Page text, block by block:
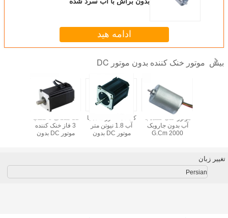
ادامه هید
بیش موتور خنک کننده بدون موتور DC
12 شکاف 8 قطب
3 فاز خنک کننده
موتور DC بدون
کاملاً محصور شده با
آب 1.8 نیوتن متر
موتور DC بدون
موتور خنک کننده با
آب بدون جاروبک
2000 G.Cm
تغییر زبان
Persian